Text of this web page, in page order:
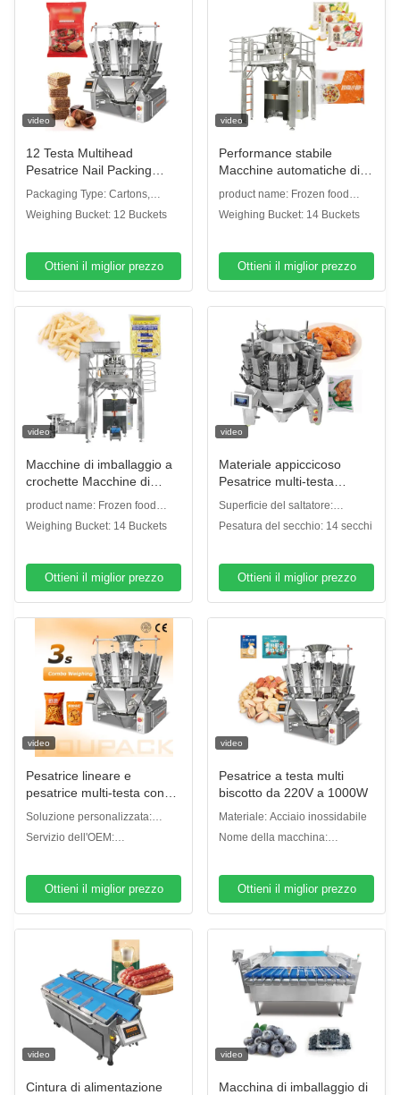
video
12 Testa Multihead
Pesatrice Nail Packing
Machine Multihead Wafer
Packaging Machine
Macchina di imballaggio
Packaging Type: Cartons,
CANS, Bottles, Stand-up Pouch,
Weighing Bucket: 12 Buckets
Ottieni il miglior prezzo
video
Performance stabile
Macchine automatiche di
confezionamento di panini
surgelati Pane di pollo
Prefabricato
product name: Frozen food
Combination Weigher
Weighing Bucket: 14 Buckets
Ottieni il miglior prezzo
video
Macchine di imballaggio a
crochette Macchine di
imballaggio a palla di
pesce Macchine di
imballaggio Vffs Macchine
Machi di imballaggio
intelligente
product name: Frozen food
Combination Weigher
Weighing Bucket: 14 Buckets
Ottieni il miglior prezzo
video
Materiale appiccicoso
Pesatrice multi-testa
Macchina di imballaggio
alimentare pre-fatta
Pesatrice multi-testa di
Superficie del saltatore:
Scalatore di piastre
Pesatura del secchio: 14 secchi
Ottieni il miglior prezzo
video
Pesatrice lineare e
pesatrice multi-testa con
soluzioni personalizzate e
elevata precisione di
pesatura
Soluzione personalizzata:
Soluzioni di pesatura e
produttive
Servizio dell'OEM:
produzione
Ottieni il miglior prezzo
video
Pesatrice a testa multi
biscotto da 220V a 1000W
Materiale: Acciaio inossidabile
Nome della macchina:
Ottieni il miglior prezzo
video
Cintura di alimentazione
video
Macchina di imballaggio di